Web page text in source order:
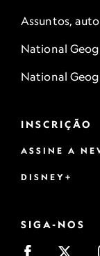
Assuntos,
National
National
INSCRIÇÃO
ASSINE A
DISNEY+
SIGA-NOS